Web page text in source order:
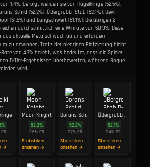
1.4%. Gefolgt werden sie von Hagelklinge (52.5%),
Schild (52.2%), ÜBergroßEr Stab (52.1%), Devil
(51.5%) und Langschwert (51.1%). Die übrigen 2
durchschnittlich eine Winrate von 50.9%. Diese
das aktuelle Meta schwach ab und erfordern
zu gewinnen. Trotz der niedrigen Platzierung bleibt
von 4.7% beliebt, was bedeutet, dass die Spieler
D-Tier-Ergebnissen überbewerten, während Rogue
wird.
%
PR
→
Moon Knight
52.3%
2.6% PR
Statistiken
ansehen →
Dorans Schild
52.2%
2.7%PR
Statistiken
ansehen →
ÜBergroßEr Stab
52.1%
2.4%PR
Statistiken
ansehen →